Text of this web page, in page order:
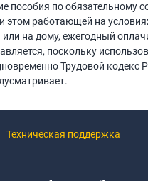
пособия по обязательному
этом работающей на
или на дому, ежегодный
поскольку
Трудовой кодекс
Техническая поддержка